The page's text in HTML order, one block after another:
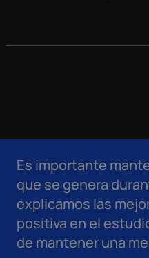
Es importante
que se genera
explicamos las
positiva en el
de mantener una